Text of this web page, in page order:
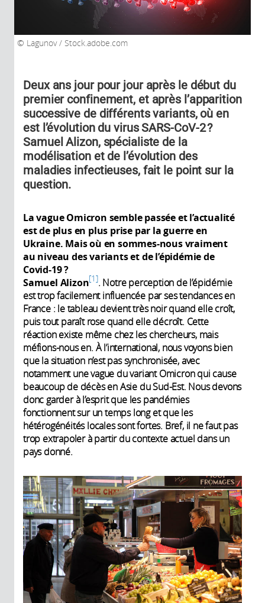
Lagunov / Stock.adobe.com
Deux ans jour pour jour après le début du
premier confinement, et après l’apparition
successive de différents variants, où en
est l’évolution du virus SARS-CoV-2 ?
Samuel Alizon, spécialiste de la
modélisation et de l’évolution des
maladies infectieuses, fait le point sur la
question.
La vague Omicron semble passée et l’actualité
est de plus en plus prise par la guerre en
Ukraine. Mais où en sommes-nous vraiment
au niveau des variants et de l’épidémie de
Covid-19 ?
Samuel Alizon 1 . Notre perception de l’épidémie
est trop facilement influencée par ses tendances en
France : le tableau devient très noir quand elle croît,
puis tout paraît rose quand elle décroît. Cette
réaction existe même chez les chercheurs, mais
méfions-nous en. À l’international, nous voyons bien
que la situation n’est pas synchronisée, avec
notamment une vague du variant Omicron qui cause
beaucoup de décès en Asie du Sud-Est. Nous devons
donc garder à l’esprit que les pandémies
fonctionnent sur un temps long et que les
hétérogénéités locales sont fortes. Bref, il ne faut pas
trop extrapoler à partir du contexte actuel dans un
pays donné.